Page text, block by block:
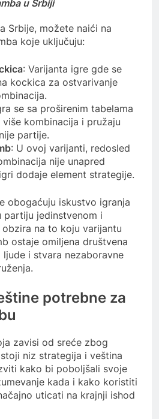
u Srbiji
Srbije, možete naići na
koje uključuju:
: Varijanta igre gde se
kockica za ostvarivanje
se sa proširenim tabelama
kombinacija i pružaju
partije.
: U ovoj varijanti, redosled
nije unapred
dodaje element strategije.
obogaćuju iskustvo igranja
partiju jedinstvenom i
na to koju varijantu
ostaje omiljena društvena
i stvara nezaboravne
potrebne za
zavisi od sreće zbog
niz strategija i veština
kako bi poboljšali svoje
kada i kako koristiti
uticati na krajnji ishod